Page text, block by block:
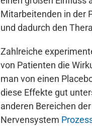
Mitarbeitenden in der
und dadurch den
Zahlreiche
von Patienten die
man von einen
diese Effekte gut
anderen Bereichen
Nervensystem